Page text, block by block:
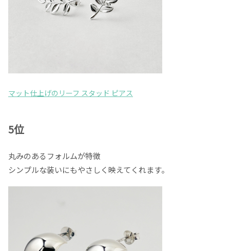
マット仕上げのリーフ スタッド ピアス
5位
丸みのあるフォルムが特徴
シンプルな装いにもやさしく映えてくれます。